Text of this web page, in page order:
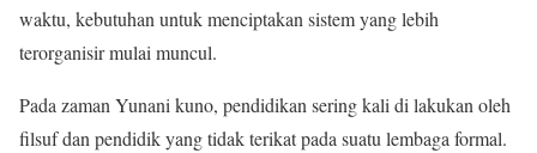
waktu, kebutuhan untuk menciptakan sistem yang lebih
terorganisir mulai muncul.
Pada zaman Yunani kuno, pendidikan sering kali di lakukan oleh
filsuf dan pendidik yang tidak terikat pada suatu lembaga formal.